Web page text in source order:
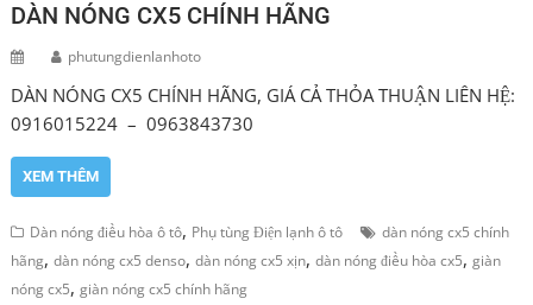
DÀN NÓNG CX5 CHÍNH HÃNG
phutungdienlanhoto
DÀN NÓNG CX5 CHÍNH HÃNG, GIÁ CẢ THỎA THUẬN LIÊN HỆ:
0916015224 – 0963843730
XEM THÊM
Dàn nóng điều hòa ô tô, Phụ tùng Điện lạnh ô tô
dàn nóng cx5 chính
hãng,dàn nóng cx5 denso,dàn nóng cx5 xịn,dàn nóng điều hòa cx5,giàn
nóng cx5,giàn nóng cx5 chính hãng